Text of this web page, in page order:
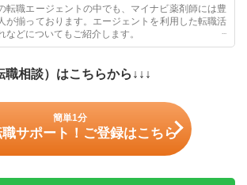
転職エージェントの中でも、マイナビ薬剤師には豊
が揃っております。エージェントを利用した転職活
などについてもご紹介します。
相談）はこちらから↓↓↓
簡単1分
サポート！ご登録はこちら